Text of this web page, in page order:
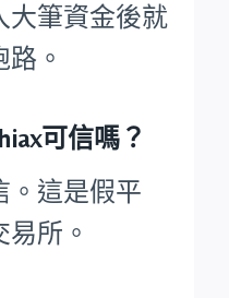
大筆資金後就
。
可信嗎？
。這是假平
所。